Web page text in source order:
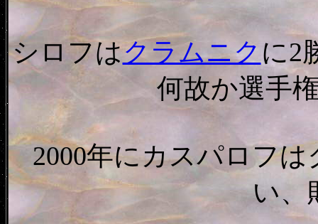
シロフはクラムニク に2
何故か選手
2000年にカスパロフ
い、